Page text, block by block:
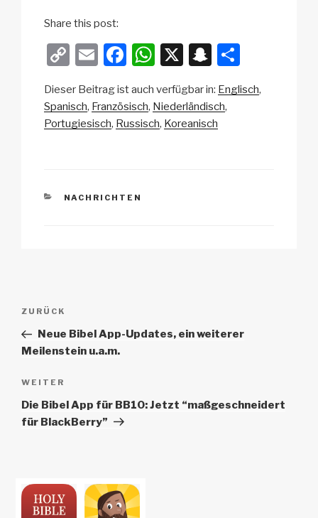
e
Share this post:
C
p
y
k
E
ail
F
c
e
o
W
at
s
X
S
a
p
e
Dieser Beitrag ist auch verfügbar in: Englisch
Spanisch Französisch Niederländisch
Portugiesisch Russisch Koreanisch
KATEGORIEN
NACHRICHTEN
Beitrags-
Vorheriger
Beitrag
ZURÜCK
Neue Bibel App-Updates, ein weiterer
Meilenstein u.a.m.
Nächster
Beitrag
WEITER
Die Bibel App für BB10: Jetzt “maßgeschneidert
für BlackBerry”